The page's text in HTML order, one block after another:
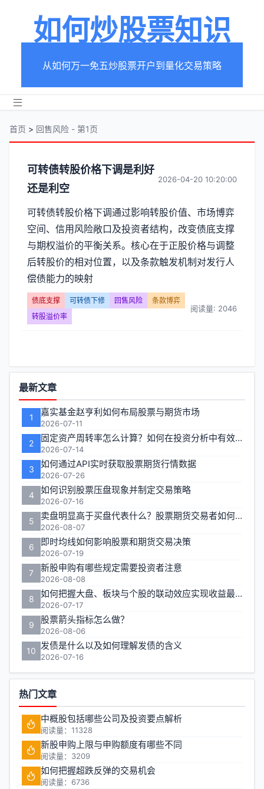
如何炒股票知识
从如何万一免五炒股票开户到量化交易策略
首页 > 回售风险 - 第1页
分
类
【回
售
风
险】
文
列
表
第
页
可转债转股价格下调是利好
还是利空
2026-04-20 10:20:00
可转债转股价格下调通过影响转股价值、市场博弈
空间、信用风险敞口及投资者结构，改变债底支撑
与期权溢价的平衡关系。核心在于正股价格与调整
后转股价的相对位置，以及条款触发机制对发行人
偿债能力的映射
债底支撑 可转债下修 回售风险
条款博弈
转股溢价率
阅读量: 2046
功
能
区
最新文章
1 嘉实基金赵亨利如何布局股票与期货市场
2026-07-11
2 固定资产周转率怎么计算？如何在投资分析中有效运用？
2026-07-14
3 如何通过API实时获取股票期货行情数据
2026-07-26
4 如何识别股票压盘现象并制定交易策略
2026-07-16
5 卖盘明显高于买盘代表什么？股票期货交易者如何应对
2026-08-07
6 即时均线如何影响股票和期货交易决策
2026-07-19
7 新股申购有哪些规定需要投资者注意
2026-08-08
8 如何把握大盘、板块与个股的联动效应实现收益最大化？
2026-07-17
9 股票箭头指标怎么做？
2026-08-06
10 发债是什么以及如何理解发债的含义
2026-07-16
热门文章
中概股包括哪些公司及投资要点解析
阅读量：11328
新股申购上限与申购额度有哪些不同
阅读量：3209
如何把握超跌反弹的交易机会
阅读量：6736